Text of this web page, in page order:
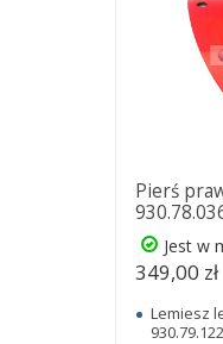
Pierś
Jest w
349,00 zł
Lemiesz